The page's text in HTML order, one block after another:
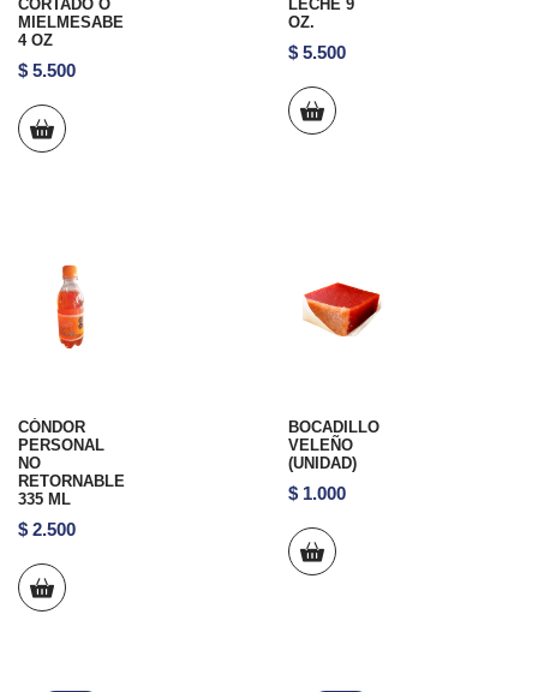
CORTADO O
MIELMESABE
4 OZ
$ 5.500
LECHE 9
OZ.
$5.500
CÓNDOR
PERSONAL
NO
RETORNABLE
335 ML
$ 2.500
BOCADILLO
VELEÑO
(UNIDAD)
$1.000